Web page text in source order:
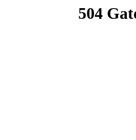
504